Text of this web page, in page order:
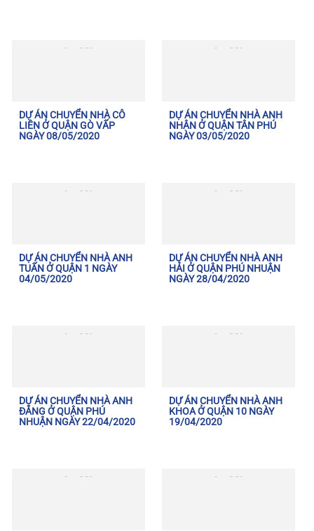
DỰ ÁN CHUYỂN NHÀ CÔ
LIÊN Ở QUẬN GÒ VẤP
NGÀY 08/05/2020
DỰ ÁN CHUYỂN NHÀ ANH
NHÂN Ở QUẬN TÂN PHÚ
NGÀY 03/05/2020
DỰ ÁN CHUYỂN NHÀ ANH
TUẤN Ở QUẬN 1 NGÀY
04/05/2020
DỰ ÁN CHUYỂN NHÀ ANH
HẢI Ở QUẬN PHÚ NHUẬN
NGÀY 28/04/2020
DỰ ÁN CHUYỂN NHÀ ANH
ĐĂNG Ở QUẬN PHÚ
NHUẬN NGÀY 22/04/2020
DỰ ÁN CHUYỂN NHÀ ANH
KHOA Ở QUẬN 10 NGÀY
19/04/2020